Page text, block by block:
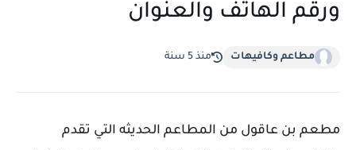
ورقم الهاتف والعنوان
مطاعم وكافيهات منذ 5 سنة
مطعم بن عاقول من المطاعم الحديثه التي تقدم